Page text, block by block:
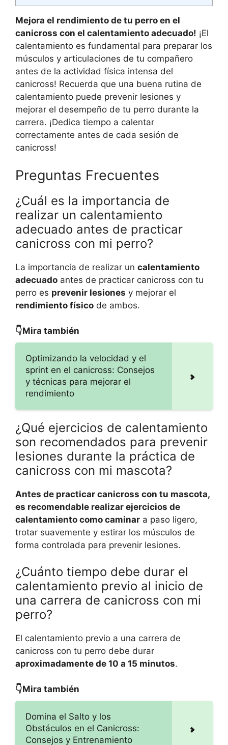
Mejora el rendimiento de tu perro en el
canicross con el calentamiento adecuado! ¡El
calentamiento es fundamental para preparar los
músculos y articulaciones de tu compañero
antes de la actividad física intensa del
canicross! Recuerda que una buena rutina de
calentamiento puede prevenir lesiones y
mejorar el desempeño de tu perro durante la
carrera. ¡Dedica tiempo a calentar
correctamente antes de cada sesión de
canicross!
Preguntas Frecuentes
¿Cuál es la importancia de
realizar un calentamiento
adecuado antes de practicar
canicross con mi perro?
La importancia de realizar un calentamiento
adecuado antes de practicar canicross con tu
perro es prevenir lesiones y mejorar el
rendimiento físico de ambos.
👇Mira también
Optimizando la velocidad y el
sprint en el canicross: Consejos
y técnicas para mejorar el
rendimiento
¿Qué ejercicios de calentamiento
son recomendados para prevenir
lesiones durante la práctica de
canicross con mi mascota?
Antes de practicar canicross con tu mascota,
es recomendable realizar ejercicios de
calentamiento como caminar a paso ligero,
trotar suavemente y estirar los músculos de
forma controlada para prevenir lesiones.
¿Cuánto tiempo debe durar el
calentamiento previo al inicio de
una carrera de canicross con mi
perro?
El calentamiento previo a una carrera de
canicross con tu perro debe durar
aproximadamente de 10 a 15 minutos.
👇Mira también
Domina el Salto y los
Obstáculos en el Canicross:
Consejos y Entrenamiento